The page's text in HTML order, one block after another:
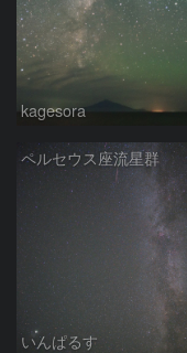
kagesora
ペルセウス座流星群
いんぱるす